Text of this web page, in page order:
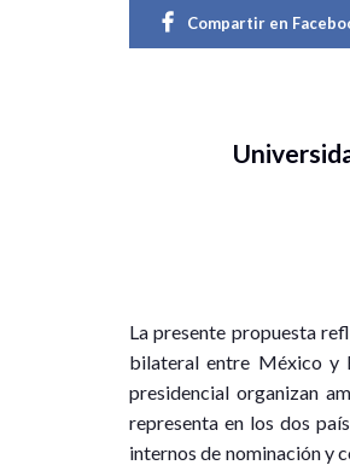
Compartir en
La presente propuesta
bilateral entre México y
presidencial organizan
representa en los dos
internos de nominación y